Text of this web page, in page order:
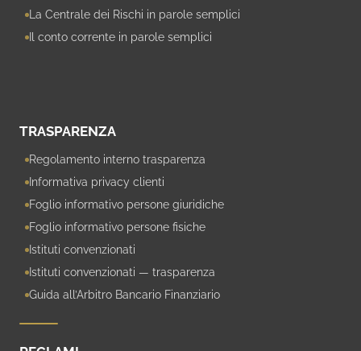
La Centrale dei Rischi in parole semplici
Il conto corrente in parole semplici
TRASPARENZA
Regolamento interno trasparenza
Informativa privacy clienti
Foglio informativo persone giuridiche
Foglio informativo persone fisiche
Istituti convenzionati
Istituti convenzionati — trasparenza
Guida all’Arbitro Bancario Finanziario